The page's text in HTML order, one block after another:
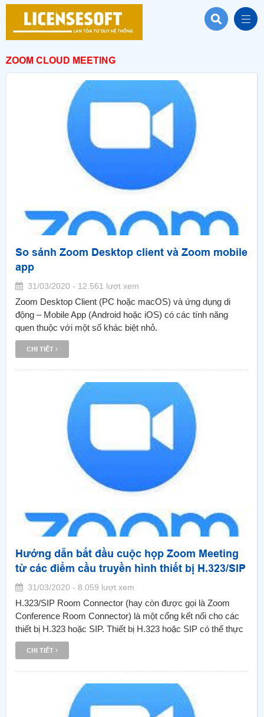
ZOOM CLOUD MEETING
So sánh Zoom Desktop client và Zoom mobile
app
31/03/2020 - 12.561 lượt xem
Zoom Desktop Client (PC hoặc macOS) và ứng dụng di
động – Mobile App (Android hoặc iOS) có các tính năng
quen thuộc với một số khác biệt nhỏ.
CHI TIẾT
Hướng dẫn bắt đầu cuộc họp Zoom Meeting
từ các điểm cầu truyền hình thiết bị H.323/SIP
31/03/2020 - 8.059 lượt xem
H.323/SIP Room Connector (hay còn được gọi là Zoom
Conference Room Connector) là một cổng kết nối cho các
thiết bị H.323 hoặc SIP. Thiết bị H.323 hoặc SIP có thể thực
hiện cuộc gọi video đến Room Connector để tham gia cuộc
họp Zoom cloud meeting
CHI TIẾT